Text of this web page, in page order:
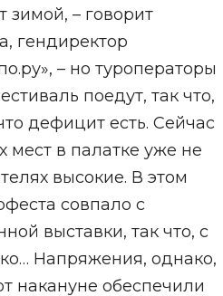
зимой, – говорит
гендиректор
– но туроператоры
поедут, так что,
дефицит есть. Сейчас
мест в палатке уже не
высокие. В этом
совпало с
выставки, так что, с
Напряжения, однако,
накануне обеспечили